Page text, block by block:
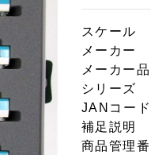
スケール
メーカー
メーカー
シリーズ
JANコード
補足説明
商品管理